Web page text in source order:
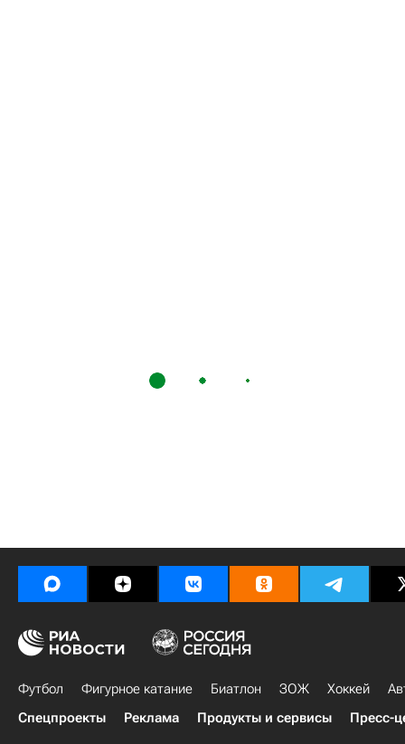
Футбол Фигурное катание Биатлон ЗОЖ Хоккей
Спецпроекты
Реклама Продукты и сервисы Пресс-